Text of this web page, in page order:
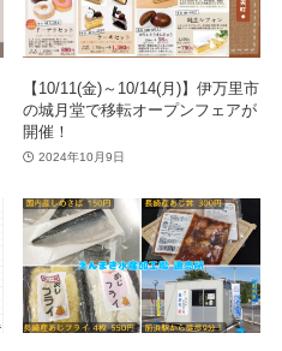
【10/11(金)～10/14(月)】伊万里市
の城月堂で移転オープンフェアが
開催！
2024年10月9日